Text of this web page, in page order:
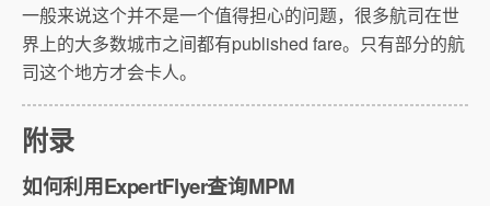
一般来说这个并不是一个值得担心的问题，很多航司在世
界上的大多数城市之间都有published fare。只有部分的航
司这个地方才会卡人。
附录
如何利用ExpertFlyer查询MPM